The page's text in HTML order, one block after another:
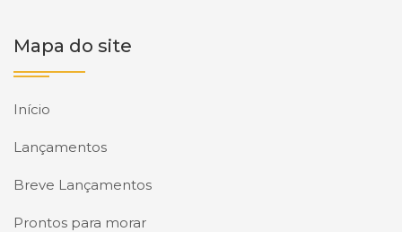
Mapa do site
Início
Lançamentos
Breve Lançamentos
Prontos para morar